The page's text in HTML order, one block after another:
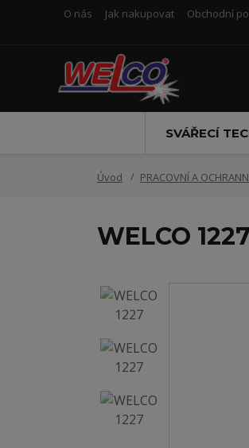
O nás Jak nakupovat Obchodní
SVÁŘECÍ
Úvod PRACOVNÍ A
WELCO 1227